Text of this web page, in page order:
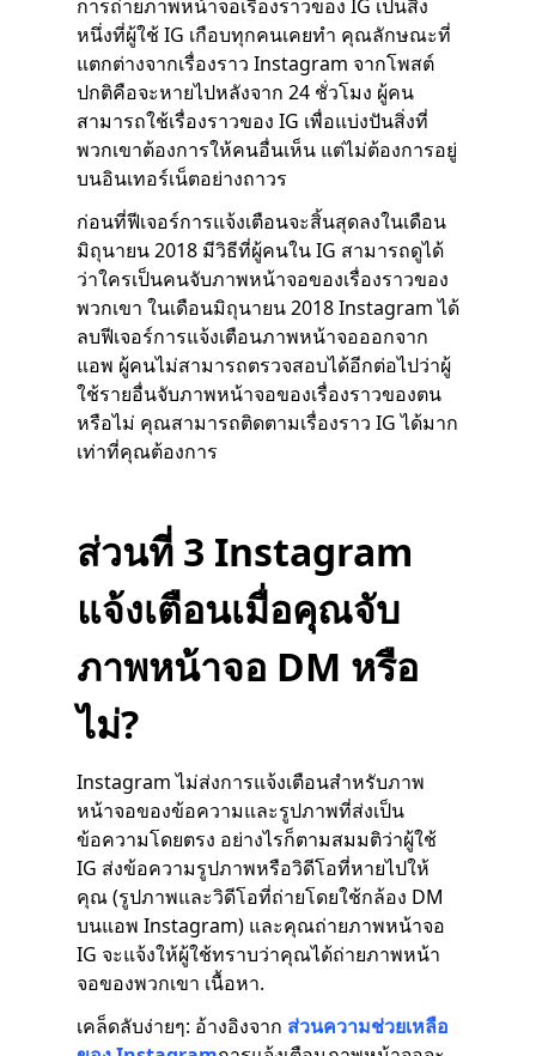
การถ่ายภาพหน้าจอเรื่องราวของ IG เป็นสิ่ง
หนึ่งที่ผู้ใช้ IG เกือบทุกคนเคยทำ คุณลักษณะที่
แตกต่างจากเรื่องราว Instagram จากโพสต์
ปกติคือจะหายไปหลังจาก 24 ชั่วโมง ผู้คน
สามารถใช้เรื่องราวของ IG เพื่อแบ่งปันสิ่งที่
พวกเขาต้องการให้คนอื่นเห็น แต่ไม่ต้องการอยู่
บนอินเทอร์เน็ตอย่างถาวร
ก่อนที่ฟีเจอร์การแจ้งเตือนจะสิ้นสุดลงในเดือน
มิถุนายน 2018 มีวิธีที่ผู้คนใน IG สามารถดูได้
ว่าใครเป็นคนจับภาพหน้าจอของเรื่องราวของ
พวกเขา ในเดือนมิถุนายน 2018 Instagram ได้
ลบฟีเจอร์การแจ้งเตือนภาพหน้าจอออกจาก
แอพ ผู้คนไม่สามารถตรวจสอบได้อีกต่อไปว่าผู้
ใช้รายอื่นจับภาพหน้าจอของเรื่องราวของตน
หรือไม่ คุณสามารถติดตามเรื่องราว IG ได้มาก
เท่าที่คุณต้องการ
ส่วนที่ 3 Instagram
แจ้งเตือนเมื่อคุณจับ
ภาพหน้าจอ DM หรือ
ไม่?
Instagram ไม่ส่งการแจ้งเตือนสำหรับภาพ
หน้าจอของข้อความและรูปภาพที่ส่งเป็น
ข้อความโดยตรง อย่างไรก็ตามสมมติว่าผู้ใช้
IG ส่งข้อความรูปภาพหรือวิดีโอที่หายไปให้
คุณ (รูปภาพและวิดีโอที่ถ่ายโดยใช้กล้อง DM
บนแอพ Instagram) และคุณถ่ายภาพหน้าจอ
IG จะแจ้งให้ผู้ใช้ทราบว่าคุณได้ถ่ายภาพหน้า
จอของพวกเขา เนื้อหา.
เคล็ดลับง่ายๆ: อ้างอิงจาก ส่วนความช่วยเหลือ